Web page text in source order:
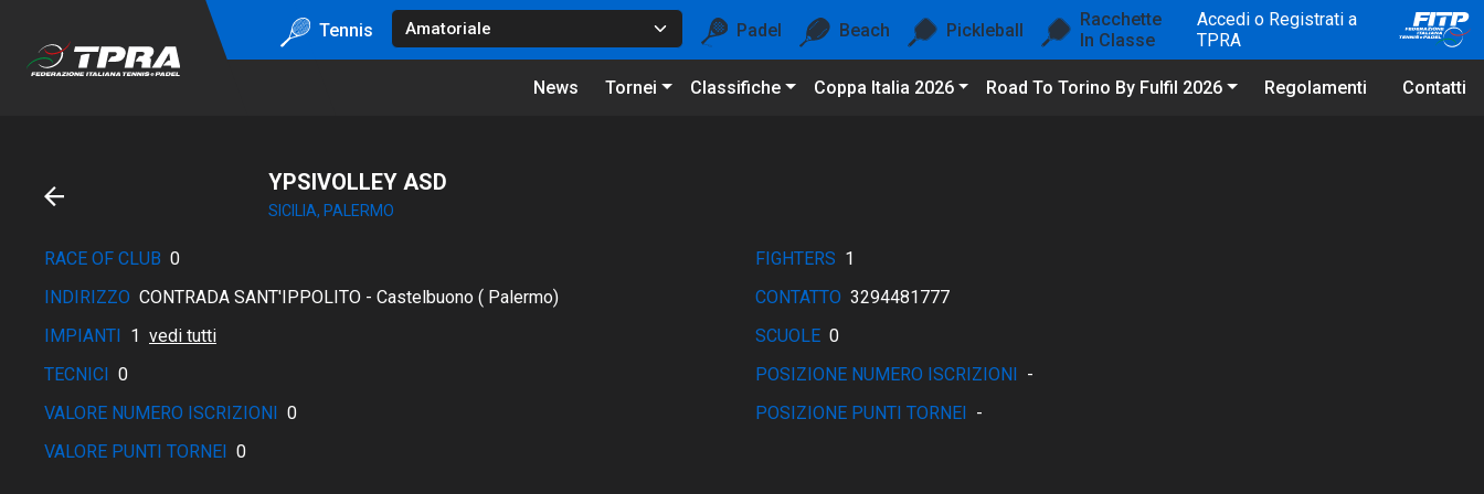
Tennis Padel Beach Pickleball
Racchette
In Classe
Accedi o Registrati a
TPRA
News Tornei Classifiche Coppa Italia 2026 Road To Torino By Fulfil 2026 Regolamenti Contatti
YPSIVOLLEY ASD
SICILIA, PALERMO
RACE OF CLUB 0 FIGHTERS 1
INDIRIZZO CONTRADA SANT'IPPOLITO - Castelbuono ( Palermo) CONTATTO 3294481777
IMPIANTI 1 vedi tutti SCUOLE 0
TECNICI 0 POSIZIONE NUMERO ISCRIZIONI -
VALORE NUMERO ISCRIZIONI 0 POSIZIONE PUNTI TORNEI -
VALORE PUNTI TORNEI 0